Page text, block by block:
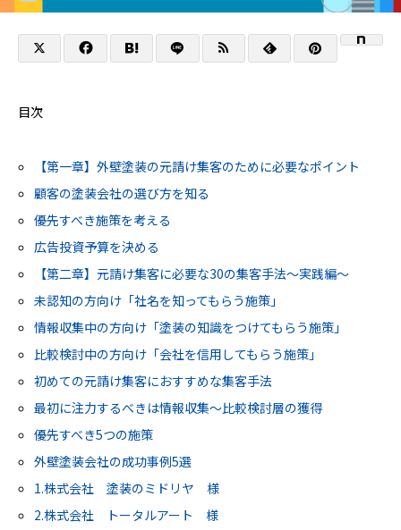
目次
【第一章】外壁塗装の元請け集客のために必要なポイント
顧客の塗装会社の選び方を知る
優先すべき施策を考える
広告投資予算を決める
【第二章】元請け集客に必要な30の集客手法～実践編～
未認知の方向け「社名を知ってもらう施策」
情報収集中の方向け「塗装の知識をつけてもらう施策」
比較検討中の方向け「会社を信用してもらう施策」
初めての元請け集客におすすめな集客手法
最初に注力するべきは情報収集～比較検討層の獲得
優先すべき5つの施策
外壁塗装会社の成功事例5選
1.株式会社 塗装のミドリヤ 様
2.株式会社 トータルアート 様